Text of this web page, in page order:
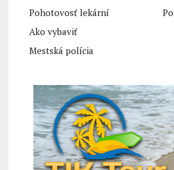
Pohotovosť lekární
Ako vybaviť
Mestská polícia